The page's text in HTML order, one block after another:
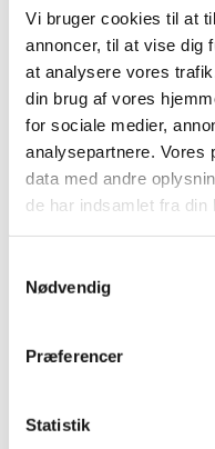
Vi bruger cookies til at
annoncer, til at vise dig
at analysere vores
din brug af vores
for sociale medier,
analysepartnere. Vores
data med andre
de har indsamlet fra din
Nødvendig
Præferencer
Statistik
Humlebæk Apotek har
Espergærde Apotek.
9. Nyhedsbrev om
|29. juni 2023|
Nye regler for produkter
16) Torsdag den 22. juni
Ansøgninger til
|29. juni 2023
fremtidig